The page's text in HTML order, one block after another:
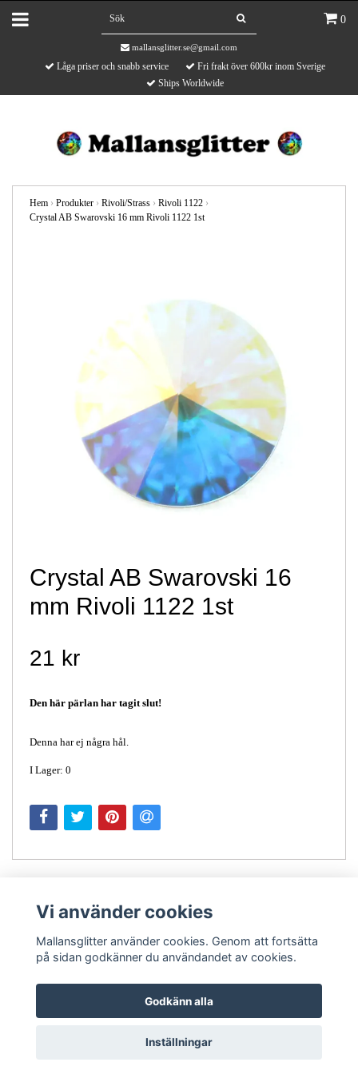
0
mallansglitter.se@gmail.com
Låga priser och snabb service
Fri frakt över 600kr inom Sverige
Ships Worldwide
Hem › Produkter › Rivoli/Strass › Rivoli 1122 ›
Crystal AB Swarovski 16 mm Rivoli 1122 1st
Crystal AB Swarovski 16
mm Rivoli 1122 1st
21 kr
Den här pärlan har tagit slut!
Denna har ej några hål.
I Lager: 0
© Copyright 2026 Mallansglitter
Vi använder cookies
Mallansglitter använder cookies. Genom att fortsätta
på sidan godkänner du användandet av cookies.
Godkänn alla
Inställningar